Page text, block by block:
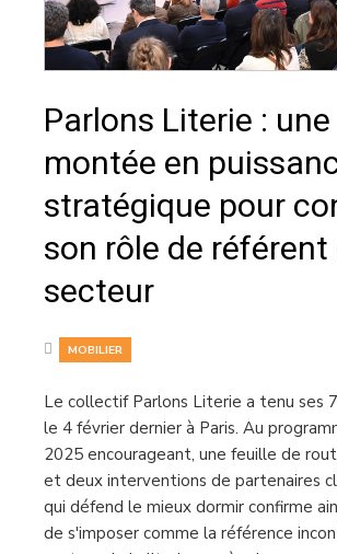
Parlons Literie : une
montée en
stratégique pour
son rôle de référent
secteur
MOBILIER
Le collectif Parlons Literie a tenu ses
le 4 février dernier à Paris. Au
2025 encourageant, une feuille de
et deux interventions de partenaires
qui défend le mieux dormir confirme
de s'imposer comme la référence